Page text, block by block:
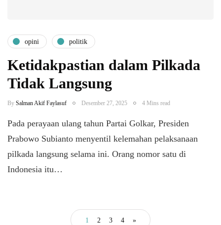
opini politik
Ketidakpastian dalam Pilkada
Tidak Langsung
By Salman Akif Faylasuf Desember 27, 2025 4 Mins read
Pada perayaan ulang tahun Partai Golkar, Presiden
Prabowo Subianto menyentil kelemahan pelaksanaan
pilkada langsung selama ini. Orang nomor satu di
Indonesia itu…
1 2 3 4 »